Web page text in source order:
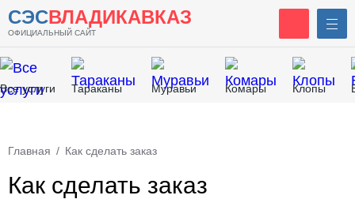
СЭСВЛАДИКАВКАЗ
ОФИЦИАЛЬНЫЙ САЙТ
Все услуги Тараканы Муравьи Комары Клопы
Главная / Как сделать заказ
Как сделать заказ